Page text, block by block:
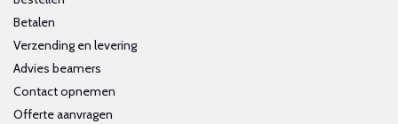
Betalen
Verzending en levering
Advies beamers
Contact opnemen
Offerte aanvragen